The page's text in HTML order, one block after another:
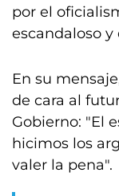
por el
escandaloso y
En su
de cara al
Gobierno: "El
hicimos los
valer la pena".